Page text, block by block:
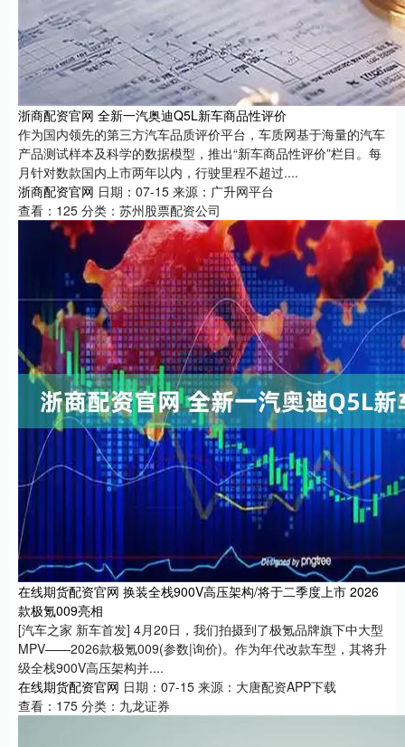
浙商配资官网 全新一汽奥迪Q5L新车商品性评价
作为国内领先的第三方汽车品质评价平台，车质网基于海量的汽车
产品测试样本及科学的数据模型，推出“新车商品性评价”栏目。每
月针对数款国内上市两年以内，行驶里程不超过....
浙商配资官网 日期：07-15 来源：广升网平台
查看： 125 分类： 苏州股票配资公司
在线期货配资官网 换装全栈900V高压架构/将于二季度上市 2026
款极氪009亮相
[汽车之家 新车首发] 4月20日，我们拍摄到了极氪品牌旗下中大型
MPV——2026款极氪009(参数|询价)。作为年代改款车型，其将升
级全栈900V高压架构并....
在线期货配资官网 日期：07-15 来源：大唐配资APP下载
查看： 175 分类： 九龙证券